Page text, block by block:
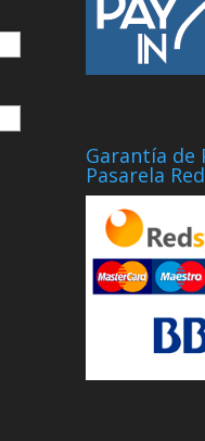
Garantía de
Pasarela